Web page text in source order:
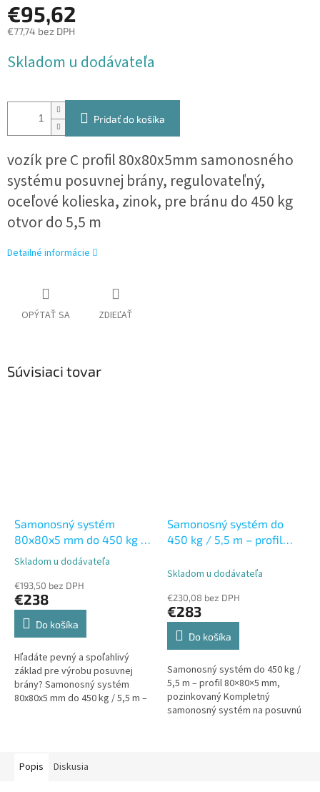
€95,62
€77,74 bez DPH
cena:
Skladom u dodávateľa
Pridať do košíka
vozík pre C profil 80x80x5mm samonosného
systému posuvnej brány, regulovateľný,
oceľové kolieska, zinok, pre bránu do 450 kg
otvor do 5,5 m
Detailné informácie
OPÝTAŤ SA ZDIEĽAŤ
Súvisiaci tovar
Samonosný systém
80x80x5 mm do 450 kg /
5,5 m – Fe sada
Priemerné
produktu
je
5,0
hviezdičiek.
Skladom u dodávateľa
€193,50 bez DPH
€238
Do košíka
Hľadáte pevný a spoľahlivý
základ pre výrobu posuvnej
brány? Samonosný systém
80x80x5 mm do 450 kg / 5,5 m –
Samonosný systém do
450 kg / 5,5 m – profil
pozinkovaný
Skladom u dodávateľa
€230,08 bez DPH
€283
Do košíka
Samonosný systém do 450 kg /
5,5 m – profil 80×80×5 mm,
pozinkovaný Kompletný
samonosný systém na posuvnú
Popis
Diskusia